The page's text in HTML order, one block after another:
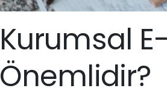
Kurumsal
Önemlidir?